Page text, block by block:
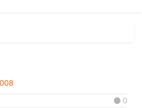
0